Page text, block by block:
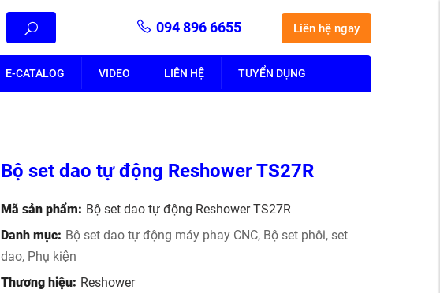
094 896 6655 Liên hệ ngay
E-CATALOG VIDEO LIÊN HỆ TUYỂN DỤNG
Bộ set dao tự động Reshower TS27R
Mã sản phẩm: Bộ set dao tự động Reshower TS27R
Danh mục: Bộ set dao tự động máy phay CNC, Bộ set phôi, set
dao, Phụ kiện
Thương hiệu: Reshower